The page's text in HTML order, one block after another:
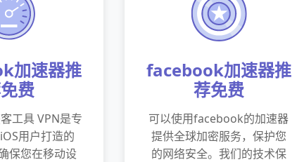
加速器推
费
工具 VPN是专
用户打造的
保您在移动设
facebook加速器推
荐免费
可以使用facebook的加速器
提供全球加密服务，保护您
的网络安全。我们的技术保